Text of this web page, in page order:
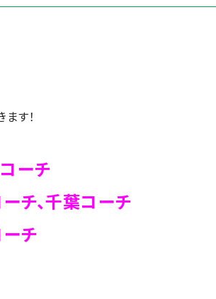
す！
ーチ
、千葉コーチ
チ